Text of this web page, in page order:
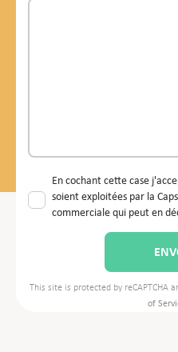
En cochant cette case
soient exploitées par la
commerciale qui peut en
This site is protected by reCAPTCHA
of